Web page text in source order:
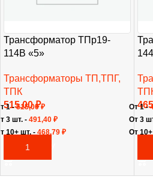
Трансформатор ТПр19-
114В «5»
Трансформаторы ТП,ТПГ,
ТПК
515,00₽
В КОРЗИНУ
1 -515,00₽
3 шт. - 491,40 ₽
10+ шт. - 468,79 ₽
От 1 -
От 3
От